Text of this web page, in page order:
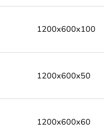
1200x600x100
1200x600x50
1200x600x60